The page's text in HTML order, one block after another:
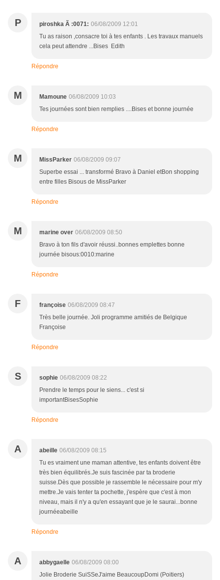
P piroshka Ã :0071: 06/08/2009 12:01
Tu as raison ,consacre toi à tes enfants . Les travaux manuels
cela peut attendre ...Bises Edith
Répondre
M Mamoune 06/08/2009 10:03
Tes journées sont bien remplies ....Bises et bonne journée
Répondre
M MissParker 06/08/2009 09:07
Superbe essai ... transformé Bravo à Daniel etBon shopping
entre filles Bisous de MissParker
Répondre
M marine over 06/08/2009 08:50
Bravo à ton fils d'avoir réussi..bonnes emplettes bonne
journée bisous:0010:marine
Répondre
F françoise 06/08/2009 08:47
Très belle journée. Joli programme amitiés de Belgique
Françoise
Répondre
S sophie 06/08/2009 08:22
Prendre le temps pour le siens... c'est si
importantBisesSophie
Répondre
A abeille 06/08/2009 08:15
Tu es vraiment une maman attentive, tes enfants doivent être
très bien équilibrés.Je suis fascinée par ta broderie
suisse.Dès que possible je rassemble le nécessaire pour m'y
mettre.Je vais tenter ta pochette, j'espère que c'est à mon
niveau, mais il n'y a qu'en essayant que je le saurai...bonne
journéeabeille
Répondre
A abbygaelle 06/08/2009 08:00
Jolie Broderie SuiSSeJ'aime BeaucoupDomi (Poitiers)